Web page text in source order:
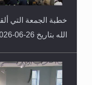
خطبة الجمعة التي
الله بتاريخ 26-06-2026